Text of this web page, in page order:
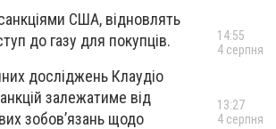
США, відновлять
до газу для покупців.
досліджень Клаудіо
залежатиме від
зобов’язань щодо
14:55
4 серпня
13:27
4 серпня